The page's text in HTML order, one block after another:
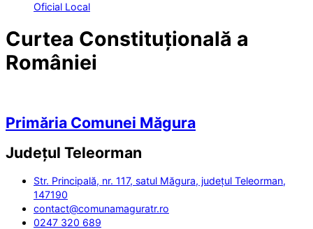
Oficial Local
Curtea Constituțională a
României
Primăria Comunei Măgura
Județul Teleorman
Str. Principală, nr. 117, satul Măgura, județul Teleorman,
147190
contact@comunamaguratr.ro
0247 320 689